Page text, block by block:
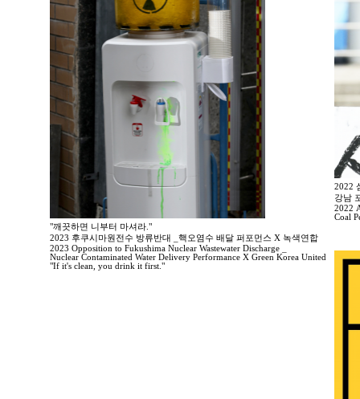
"깨끗하면 니부터 마셔라."
2023 후쿠시마원전수 방류반대 _핵오염수 배달 퍼포먼스 X 녹색연합
2023 Opposition to Fukushima Nuclear Wastewater Discharge _
Nuclear Contaminated Water Delivery Performance X Green Korea United
"If it's clean, you drink it first."
2022
강남
2022
Coal